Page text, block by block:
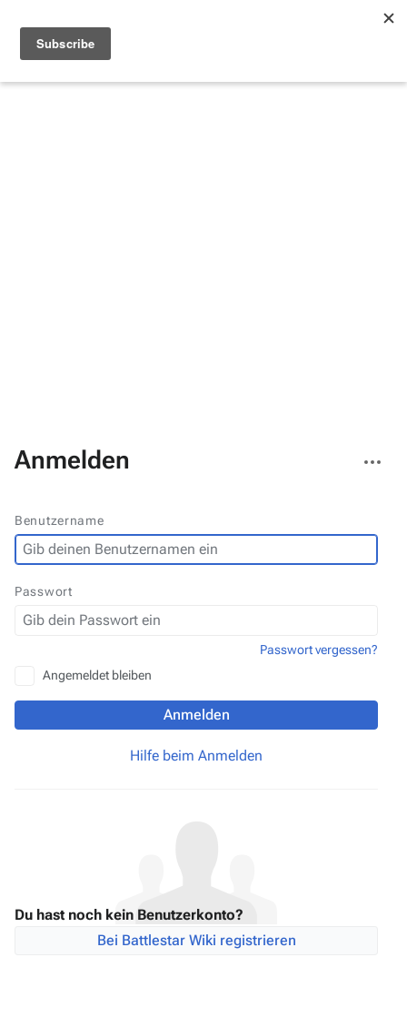
Anmelden
Aktionen
Benutzername
Passwort
Angemeldet bleiben
Anmelden
Hilfe beim Anmelden
Passwort vergessen?
Du hast noch kein Benutzerkonto?
Bei Battlestar Wiki registrieren